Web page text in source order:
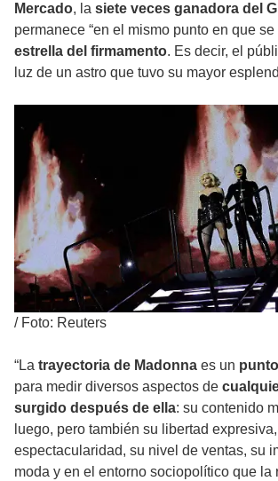
Mercado, la siete veces ganadora del
permanece “en el mismo punto en que
estrella del firmamento. Es decir, el
luz de un astro que tuvo su mayor
/ Foto: Reuters
“La trayectoria de Madonna es un
para medir diversos aspectos de
surgido después de ella: su contenido
luego, pero también su libertad
espectacularidad, su nivel de ventas, su
moda y en el entorno sociopolítico que la